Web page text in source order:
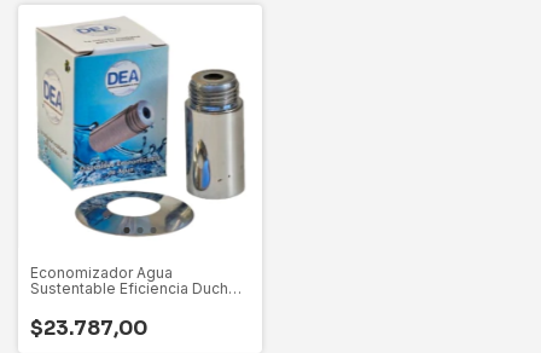
Economizador Agua
Sustentable Eficiencia Ducha
$23.787,00